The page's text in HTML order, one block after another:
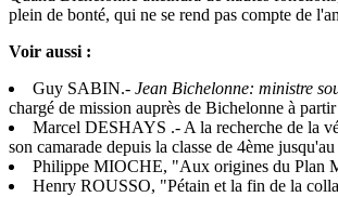
plein de bonté, qui ne se rend pas compte de
Voir aussi :
Guy SABIN.- Jean Bichelonne: ministre
chargé de mission auprès de Bichelonne à
Marcel DESHAYS .- A la recherche de la
son camarade depuis la classe de 4ème
Philippe MIOCHE, "Aux origines du Plan
Henry ROUSSO, "Pétain et la fin de la